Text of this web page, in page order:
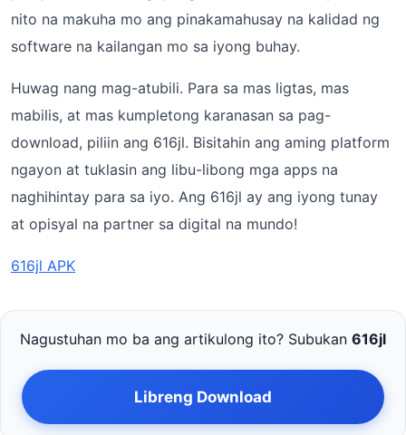
nito na makuha mo ang pinakamahusay na kalidad ng
software na kailangan mo sa iyong buhay.
Huwag nang mag-atubili. Para sa mas ligtas, mas
mabilis, at mas kumpletong karanasan sa pag-
download, piliin ang 616jl. Bisitahin ang aming platform
ngayon at tuklasin ang libu-libong mga apps na
naghihintay para sa iyo. Ang 616jl ay ang iyong tunay
at opisyal na partner sa digital na mundo!
616jl APK
Nagustuhan mo ba ang artikulong ito? Subukan 616jl
Libreng Download